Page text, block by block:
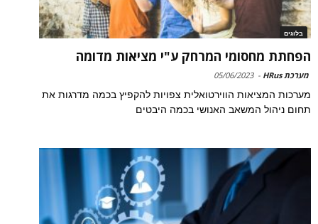
בלוגים
הפחתת מחסומי המרחק ע"י מציאות מדומה
מערכת HRus -
05/06/2023
מערכות המציאות הווירטואלית צפויות להקפיץ בכמה מדרגות את
תחום ניהול המשאב האנושי בכמה היבטים